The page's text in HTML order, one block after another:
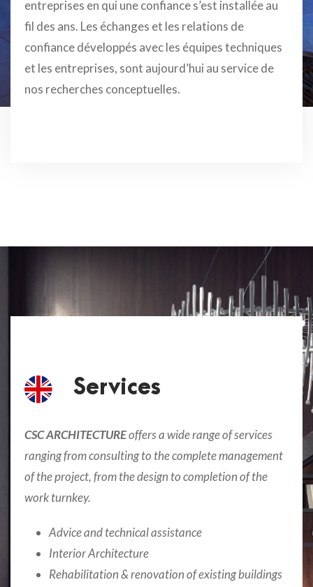
entreprises en qui une confiance s’est installée au
fil des ans. Les échanges et les relations de
confiance développés avec les équipes techniques
et les entreprises, sont aujourd’hui au service de
nos recherches conceptuelles.
Services
CSC ARCHITECTUREoffers a wide range of services
ranging from consulting to the complete management
of the project, from the design to completion of the
work turnkey.
Advice and technical assistance
Interior Architecture
Rehabilitation & renovation of existing buildings